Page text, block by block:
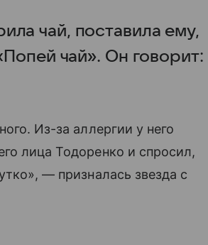
чай, поставила ему,
чай». Он говорит:
Из-за аллергии у него
лица Тодоренко и спросил,
— призналась звезда с